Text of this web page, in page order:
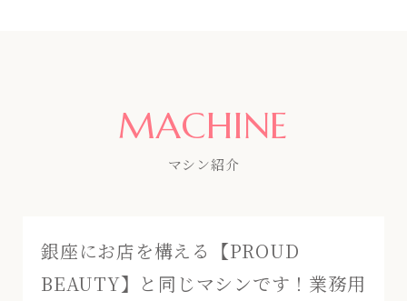
MACHINE
マシン紹介
銀座にお店を構える【PROUD
BEAUTY】と同じマシンです！業務用